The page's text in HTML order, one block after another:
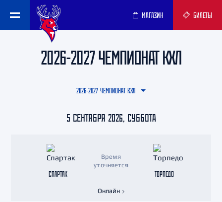
МАГАЗИН БИЛЕТЫ
2026-2027 ЧЕМПИОНАТ КХЛ
2026-2027 ЧЕМПИОНАТ КХЛ
5 СЕНТЯБРЯ 2026, СУББОТА
СПАРТАК
Время
уточняется
ТОРПЕДО
Онлайн